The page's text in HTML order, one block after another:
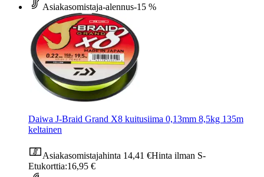
Asiakasomistaja-alennus-15 %
Daiwa J-Braid Grand X8 kuitusiima 0,13mm 8,5kg 135m
keltainen
Asiakasomistajahinta 14,41 €Hinta ilman S-
Etukorttia:16,95 €